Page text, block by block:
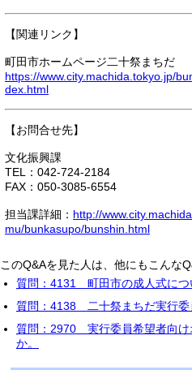
【関連リンク】
町田市ホームページ二十祭まちだ
https://www.city.machida.tokyo.jp/
dex.html
【お問合せ先】
文化振興課
TEL：042-724-2184
FAX：050-3085-6554
担当課詳細： http://
mu/bunkasupo/bunshin.html
このQ&Aを見た人は、他にもこんな
質問：4131 町田市の成人式につ
質問：4138 二十祭まちだ実行委
質問：2970 実行委員希望者向け
か。